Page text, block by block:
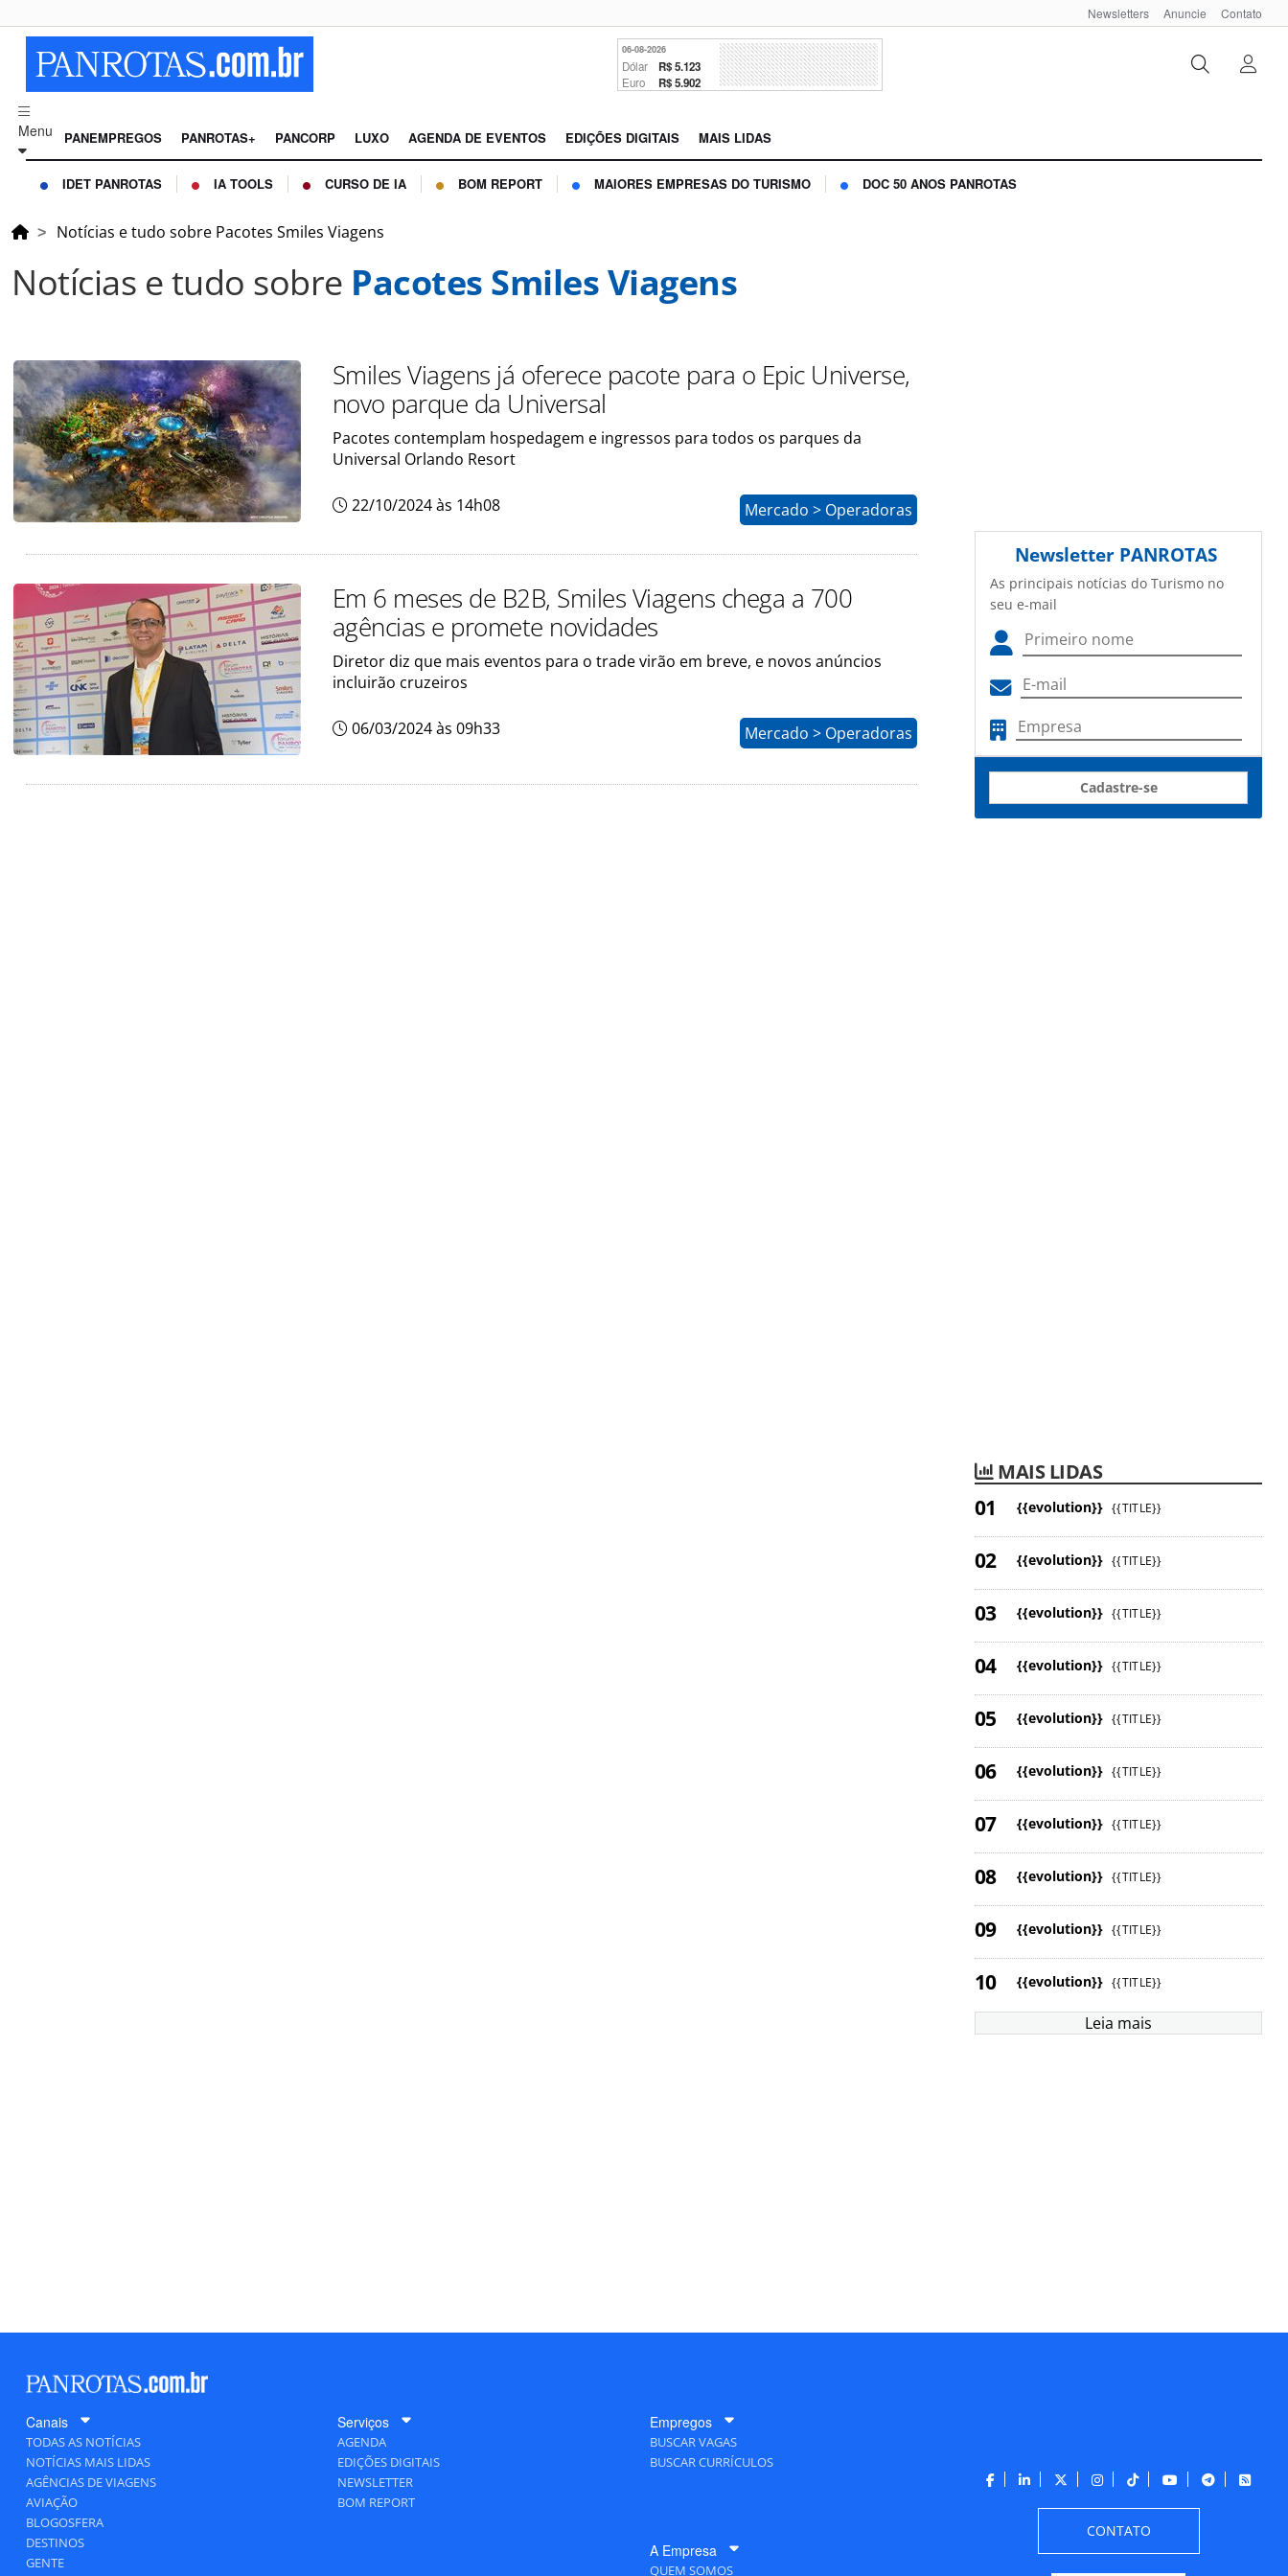
Newsletters Anuncie Contato
06-08-2026
Dólar R$ 5.123
Euro R$ 5.902
Menu PANEMPREGOS PANROTAS+ PANCORP LUXO AGENDA DE EVENTOS EDIÇÕES DIGITAIS MAIS LIDAS
IDET PANROTAS IA TOOLS CURSO DE IA BOM REPORT MAIORES EMPRESAS DO TURISMO DOC 50 ANOS PANROTAS
Notícias e tudo sobre Pacotes Smiles Viagens
Notícias e tudo sobre Pacotes Smiles Viagens
Smiles Viagens já oferece pacote para o Epic Universe,
novo parque da Universal
Pacotes contemplam hospedagem e ingressos para todos os parques da
Universal Orlando Resort
22/10/2024 às 14h08 Mercado > Operadoras
Em 6 meses de B2B, Smiles Viagens chega a 700
agências e promete novidades
Diretor diz que mais eventos para o trade virão em breve, e novos anúncios
incluirão cruzeiros
06/03/2024 às 09h33 Mercado > Operadoras
Newsletter PANROTAS
As principais notícias do Turismo no
seu e-mail
Cadastre-se
MAIS LIDAS
{{evolution}} {{TITLE}}
{{evolution}} {{TITLE}}
{{evolution}} {{TITLE}}
{{evolution}} {{TITLE}}
{{evolution}} {{TITLE}}
{{evolution}} {{TITLE}}
{{evolution}} {{TITLE}}
{{evolution}} {{TITLE}}
{{evolution}} {{TITLE}}
{{evolution}} {{TITLE}}
Leia mais
Canais
TODAS AS NOTÍCIAS
NOTÍCIAS MAIS LIDAS
AGÊNCIAS DE VIAGENS
AVIAÇÃO
BLOGOSFERA
DESTINOS
GENTE
Serviços
AGENDA
EDIÇÕES DIGITAIS
NEWSLETTER
BOM REPORT
Empregos
BUSCAR VAGAS
BUSCAR CURRÍCULOS
A Empresa
QUEM SOMOS
CONTATO